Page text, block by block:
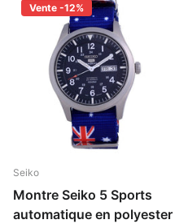
Vente -12%
Seiko
Montre Seiko 5 Sports
automatique en polyester